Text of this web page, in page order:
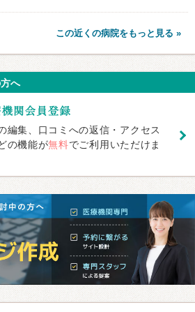
この近くの病院をもっと見る »
へ
編集、口コミへの返信・アクセス
の機能が無料でご利用いただけま